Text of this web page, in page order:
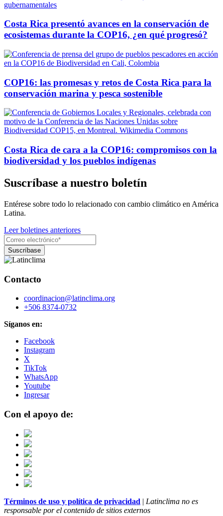
Costa Rica presentó avances en la conservación de
ecosistemas durante la COP16, ¿en qué progresó?
COP16: las promesas y retos de Costa Rica para la
conservación marina y pesca sostenible
Costa Rica de cara a la COP16: compromisos con la
biodiversidad y los pueblos indígenas
Suscríbase a nuestro boletín
Entérese sobre todo lo relacionado con cambio climático en América
Latina.
Leer boletines anteriores
Contacto
coordinacion@latinclima.org
+506 8374-0732
Síganos en:
Facebook
Instagram
X
TikTok
WhatsApp
Youtube
Ingresar
Con el apoyo de:
Términos de uso y política de privacidad | Latinclima no es
responsable por el contenido de sitios externos